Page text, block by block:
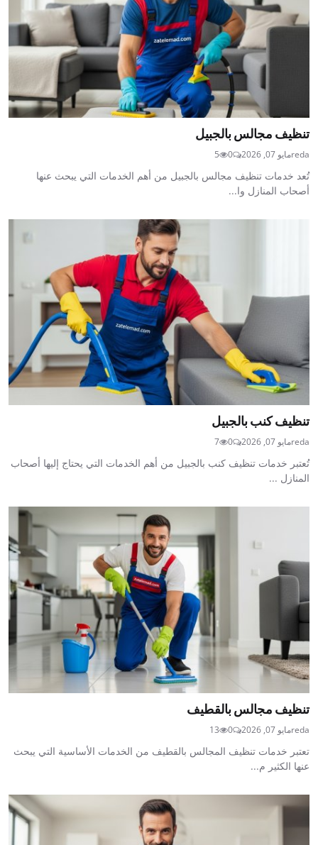
تنظيف مجالس بالجبيل
redaمايو 07, 2026 0
5
تُعد خدمات تنظيف مجالس بالجبيل من أهم الخدمات التي يبحث عنها
أصحاب المنازل وا...
تنظيف كنب بالجبيل
redaمايو 07, 2026 0
7
تُعتبر خدمات تنظيف كنب بالجبيل من أهم الخدمات التي يحتاج إليها أصحاب
المنازل ...
تنظيف مجالس بالقطيف
redaمايو 07, 2026 0
13
تعتبر خدمات تنظيف المجالس بالقطيف من الخدمات الأساسية التي يبحث
عنها الكثير م...